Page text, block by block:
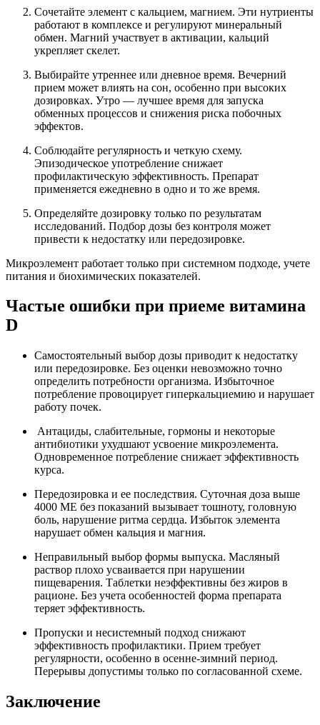
Сочетайте элемент с кальцием, магнием. Эти нутриенты
работают в комплексе и регулируют минеральный
обмен. Магний участвует в активации, кальций
укрепляет скелет.
Выбирайте утреннее или дневное время. Вечерний
прием может влиять на сон, особенно при высоких
дозировках. Утро — лучшее время для запуска
обменных процессов и снижения риска побочных
эффектов.
Соблюдайте регулярность и четкую схему.
Эпизодическое употребление снижает
профилактическую эффективность. Препарат
применяется ежедневно в одно и то же время.
Определяйте дозировку только по результатам
исследований. Подбор дозы без контроля может
привести к недостатку или передозировке.
Микроэлемент работает только при системном подходе, учете
питания и биохимических показателей.
Частые ошибки при приеме витамина
D
Самостоятельный выбор дозы приводит к недостатку
или передозировке. Без оценки невозможно точно
определить потребности организма. Избыточное
потребление провоцирует гиперкальциемию и нарушает
работу почек.
Антациды, слабительные, гормоны и некоторые
антибиотики ухудшают усвоение микроэлемента.
Одновременное потребление снижает эффективность
курса.
Передозировка и ее последствия. Суточная доза выше
4000 МЕ без показаний вызывает тошноту, головную
боль, нарушение ритма сердца. Избыток элемента
нарушает обмен кальция и магния.
Неправильный выбор формы выпуска. Масляный
раствор плохо усваивается при нарушении
пищеварения. Таблетки неэффективны без жиров в
рационе. Без учета особенностей форма препарата
теряет эффективность.
Пропуски и несистемный подход снижают
эффективность профилактики. Прием требует
регулярности, особенно в осенне-зимний период.
Перерывы допустимы только по согласованной схеме.
Заключение